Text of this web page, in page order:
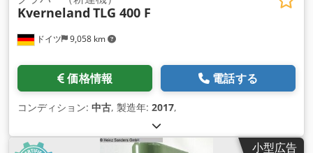
ドイツ 9,058 km
Kverneland TLG 400 F
価格情報 電話する
コンディション: 中古, 製造年: 2017,
小型広告